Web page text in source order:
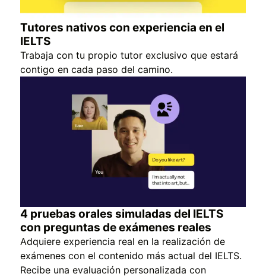
Tutores nativos con experiencia en el
IELTS
Trabaja con tu propio tutor exclusivo que estará
contigo en cada paso del camino.
4 pruebas orales simuladas del IELTS
con preguntas de exámenes reales
Adquiere experiencia real en la realización de
exámenes con el contenido más actual del IELTS.
Recibe una evaluación personalizada con